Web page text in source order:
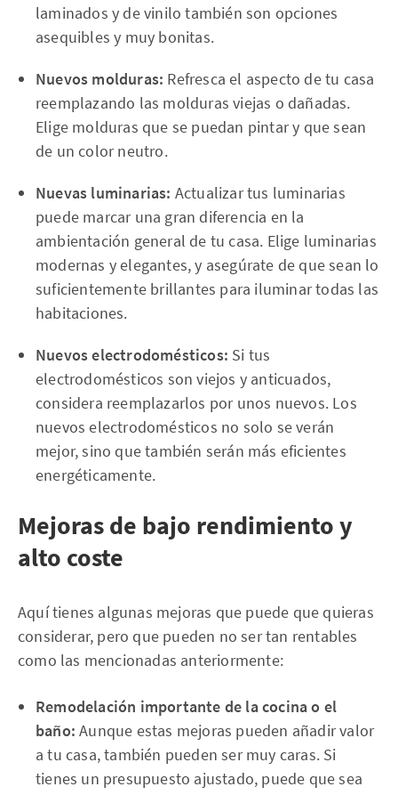
laminados y de vinilo también son opciones
asequibles y muy bonitas.
Nuevos molduras: Refresca el aspecto de tu casa
reemplazando las molduras viejas o dañadas.
Elige molduras que se puedan pintar y que sean
de un color neutro.
Nuevas luminarias: Actualizar tus luminarias
puede marcar una gran diferencia en la
ambientación general de tu casa. Elige luminarias
modernas y elegantes, y asegúrate de que sean lo
suficientemente brillantes para iluminar todas las
habitaciones.
Nuevos electrodomésticos: Si tus
electrodomésticos son viejos y anticuados,
considera reemplazarlos por unos nuevos. Los
nuevos electrodomésticos no solo se verán
mejor, sino que también serán más eficientes
energéticamente.
Mejoras de bajo rendimiento y
alto coste
Aquí tienes algunas mejoras que puede que quieras
considerar, pero que pueden no ser tan rentables
como las mencionadas anteriormente:
Remodelación importante de la cocina o el
baño: Aunque estas mejoras pueden añadir valor
a tu casa, también pueden ser muy caras. Si
tienes un presupuesto ajustado, puede que sea